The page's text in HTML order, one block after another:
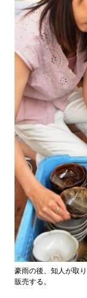
豪雨の後、知人が取
販売する。